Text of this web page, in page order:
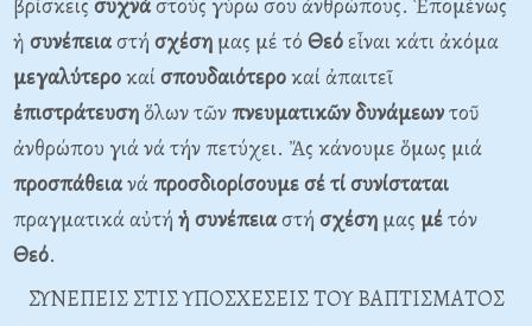
ἡ συνέπειαστή σχέση μας μέ τό Θεόεἶναι κάτι ἀκόμα
μεγαλύτεροκαίσπουδαιότεροκαί ἀπαιτεῖ
ἐπιστράτευσηὅλων τῶνπνευματικῶνδυνάμεωντοῦ
ἀνθρώπου γιά νά τήν πετύχει. Ἄς κάνουμε ὅμως μιά
προσπάθειανάπροσδιορίσουμεσέτίσυνίσταται
πραγματικά αὐτή ἡ συνέπειαστή σχέση μας μέτόν
Θεό.
ΣΥΝΕΠΕΙΣ ΣΤΙΣ ΥΠΟΣΧΕΣΕΙΣ ΤΟΥ ΒΑΠΤΙΣΜΑΤΟΣ